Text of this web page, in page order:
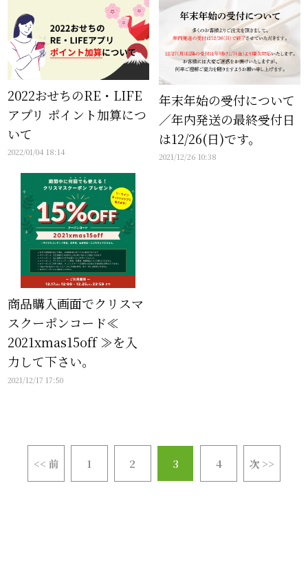
2022おせちのRE・LIFE
アプリ ポイント加算につ
いて
2022/01/04 18:14
年末年始の受付について
／年内発送の最終受付日
は12/26(日)です。
2021/12/26 10:38
商品購入画面でクリスマ
スクーポンコード≪
2021xmas15off ≫を入
力して下さい。
2021/12/17 17:50
<< 前 1 2 3 4 次 >>